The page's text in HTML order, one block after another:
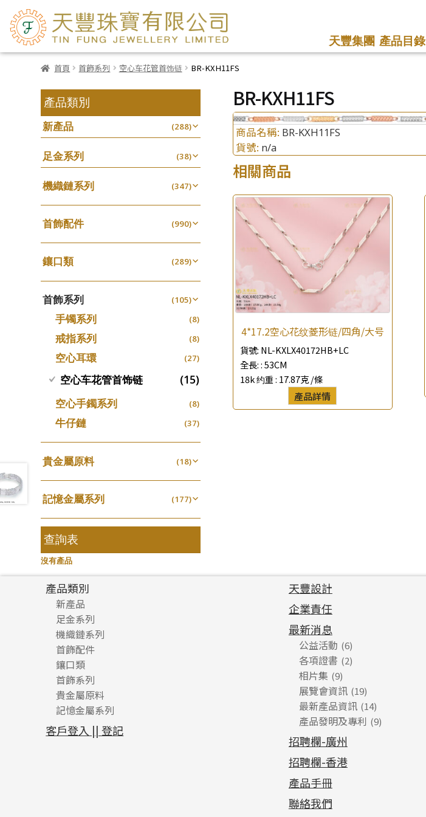
天豐集團 產品目錄
首頁 首飾系列 空心车花管首饰链 BR-KXH11FS
BR-KXH11FS
產品查詢
*你的名字
*e-mail
*聯絡電話
商品名稱: BR-KXH11FS
貨號: n/a
相關商品
4*17.2空心花纹菱形链/四角/大号
貨號: NL-KXLX40172HB+LC
全長: :53CM
18k 约重 : 17.87克 /條
產品詳情
產品類別
新產品 (288)
足金系列 (38)
機織鏈系列 (347)
珠仔鏈 (25)
镶口链 (61)
管狀網鏈 (11)
十字鏈系列 (56)
十字車花鏈系列 (48)
十字閃O鏈系列 (27)
十字錘打鏈系列 (17)
側身車花鏈系列 (8)
側身鏈系列 (9)
肖邦鏈系列 (14)
雙十字鏈系列 (4)
水波鏈系列 (4)
蛇骨鏈系列 (6)
鏈尾系列 (6)
盒子鏈系列 (6)
嘴唇鏈系列 (3)
竹節鏈系列 (5)
S車花鏈系列
珍珠鏈系列 (3)
坦克鏈系列 (9)
滿天星鏈系列
刀片鏈系列
方假繩鏈系列
心心鏈系列
首飾配件 (990)
耳環類配件 (341)
卷迫系列 (13)
螺絲迫系列 (15)
梅花迫系列 (19)
平臺迫系列 (74)
綫拍系列 (42)
美拍系列 (16)
耳針系列 (6)
耳環扣系列 (29)
耳綫/耳鈎系列 (25)
耳環 (71)
鏈類配件
調節珠系列
生圈扣系列
龍蝦扣系列
字印牌系列 (21)
字母吊墜 (20)
相盒吊墜 (11)
項鏈吊墜
生肖吊墜 (27)
管扣系列
星座吊墜 (12)
水泡扣 (17)
珠扣
其他類配件 (161)
珠盤系列 (16)
袖口鈕系列 (7)
焊片及鐳射綫 (2)
空心車花管 (19)
其他
珠類配件 (39)
無孔光身珠 (7)
空心光身珠 (5)
無孔批花珠 (5)
空心批花珠 (22)
鑲口類 (289)
四爪頭系列 (20)
六爪頭系列 (41)
車花片 (35)
動感車花片 (20)
鑲口戒指 (16)
鑲口手鏈系列 (146)
首飾系列 (105)
手镯系列 (8)
戒指系列 (8)
空心耳環 (27)
空心车花管首饰链 (15)
空心手鐲系列 (8)
牛仔鏈 (37)
貴金屬原料 (18)
千足金 (18)
記憶金屬系列 (177)
記憶戒指 (30)
拉簧珠珠手鏈
記憶鈦手鐲
查詢表
沒有產品
產品類別
新產品
足金系列
足金配件
機織鏈系列
珠仔鏈
镶口链
管狀網鏈
十字車花鏈系列
十字閃O鏈系列
十字錘打鏈系列
側身車花鏈系列
首飾配件
耳環類配件
卷迫系列
螺絲迫系列
梅花迫系列
平臺迫系列
綫拍系列
鏈類配件
動感車花吊墜
調節珠系列
生圈扣系列
龍蝦扣系列
其他類配件
珠盤系列
袖口鈕系列
焊片及鐳射綫
珠類配件
無孔光身珠
空心光身珠
鑲口類
四爪頭系列
六爪頭系列
車花片
動感車花片
鑲口戒指
首飾系列
手镯系列
戒指系列
空心耳環
空心车花管首饰链
貴金屬原料
千足金
記憶金屬系列
記憶戒指
拉簧珠珠手鏈
客戶登入 || 登記
天豐設計
企業責任
最新消息
公益活動 (6)
各項證書 (2)
相片集 (9)
展覽會資訊 (19)
最新產品資訊 (14)
產品發明及專利 (9)
招聘欄-廣州
招聘欄-香港
產品手冊
聯絡我們